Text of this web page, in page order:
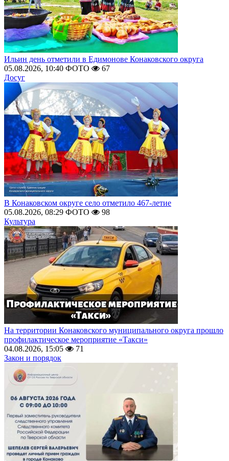
Ильин день отметили в Едимонове Конаковского округа
05.08.2026, 10:40 ФОТО
67
Досуг
В Конаковском округе село отметило 467-летие
05.08.2026, 08:29 ФОТО
98
Культура
На территории Конаковского муниципального округа прошло
профилактическое мероприятие «Такси»
04.08.2026, 15:05
71
Закон и порядок